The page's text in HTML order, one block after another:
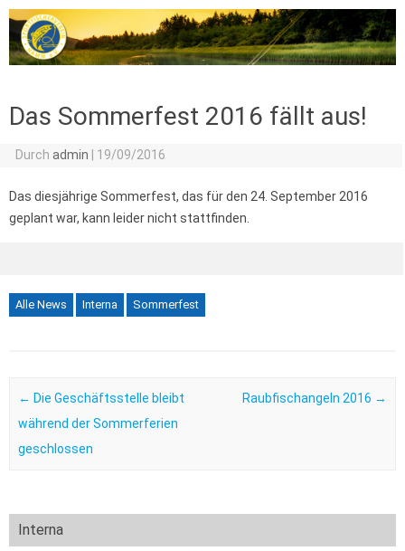
Das Sommerfest 2016 fällt aus!
Durch admin 19/09/2016
Das diesjährige Sommerfest, das für den 24. September 2016
geplant war, kann leider nicht stattfinden.
Alle News Interna Sommerfest
Post navigation
← Die Geschäftsstelle bleibt
während der Sommerferien
geschlossen
Raubfischangeln 2016 →
Interna